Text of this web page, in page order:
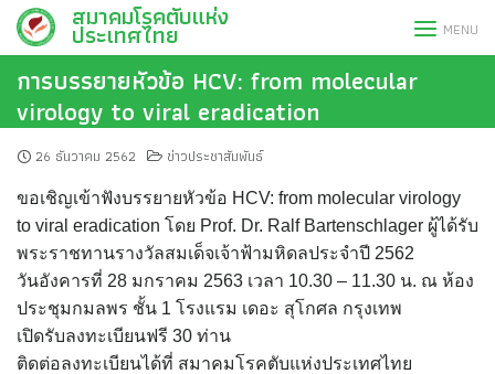
Skip
สมาคมโรคตับแห่ง
ประเทศไทย MENU
การบรรยายหัวข้อ HCV: from molecular
virology to viral eradication
26 ธันวาคม 2562 ข่าวประชาสัมพันธ์
ขอเชิญเข้าฟังบรรยายหัวข้อ HCV: from molecular virology
to viral eradication โดย Prof. Dr. Ralf Bartenschlager ผู้ได้รับ
พระราชทานรางวัลสมเด็จเจ้าฟ้ามหิดลประจำปี 2562
วันอังคารที่ 28 มกราคม 2563 เวลา 10.30 – 11.30 น. ณ ห้อง
ประชุมกมลพร ชั้น 1 โรงแรม เดอะ สุโกศล กรุงเทพ
เปิดรับลงทะเบียนฟรี 30 ท่าน
ติดต่อลงทะเบียนได้ที่ สมาคมโรคตับแห่งประเทศไทย